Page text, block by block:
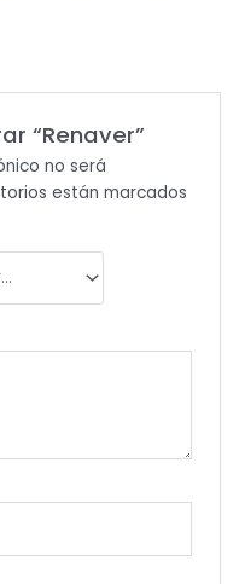
“Renaver”
no será
están marcados